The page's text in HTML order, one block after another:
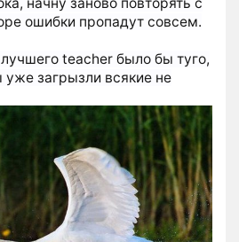
ошибки пропадут совсем.
teacher было бы туго,
загрызли всякие не